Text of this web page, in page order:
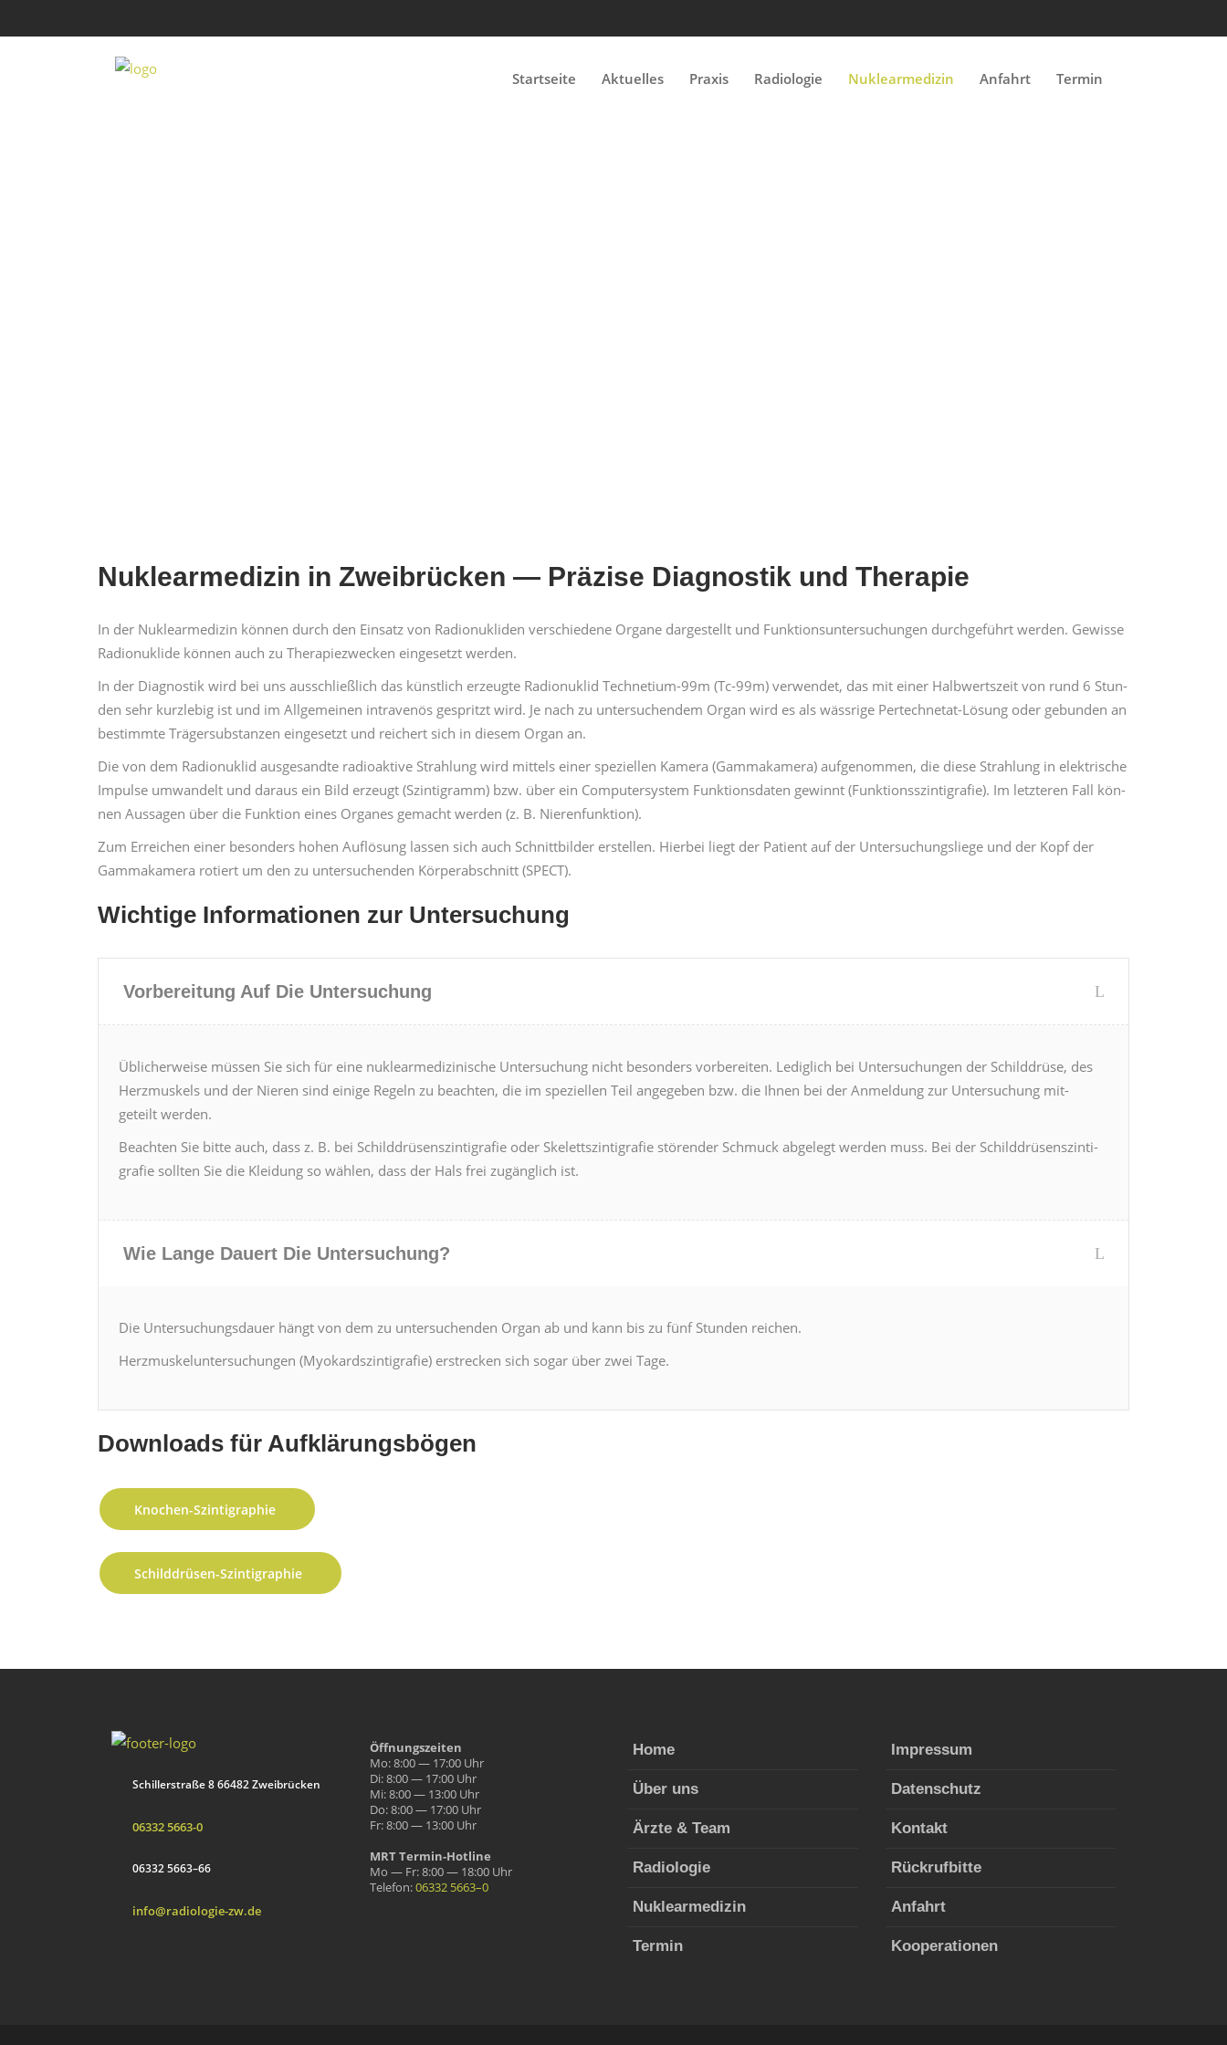
Start­seite Aktuelles Prax­is Radi­olo­gie Nuk­learmedi­zin Anfahrt Ter­min
Nuk­learmedi­zin in Zweibrück­en — Präzise Diag­nos­tik und Ther­a­pie
In der Nuk­learmedi­zin kön­nen durch den Ein­satz von Radionuk­li­den ver­schiedene Organe dargestellt und Funk­tion­sun­ter­suchun­gen durchge­führt wer­den. Gewisse
Radionuk­lide kön­nen auch zu Ther­a­piezweck­en einge­set­zt wer­den.
In der Diag­nos­tik wird bei uns auss­chließlich das kün­stlich erzeugte Radionuk­lid Tech­netium-99m (Tc-99m) ver­wen­det, das mit ein­er Halb­w­ert­szeit von rund 6 Stun­
den sehr kur­zlebig ist und im All­ge­meinen intra­venös gespritzt wird. Je nach zu unter­suchen­dem Organ wird es als wäss­rige Pertech­ne­tat-Lösung oder gebun­den an
bes­timmte Träger­sub­stanzen einge­set­zt und reichert sich in diesem Organ an.
Die von dem Radionuk­lid aus­ge­sandte radioak­tive Strahlung wird mit­tels ein­er speziellen Kam­era (Gam­makam­era) aufgenom­men, die diese Strahlung in elek­trische
Impulse umwan­delt und daraus ein Bild erzeugt (Szinti­gramm) bzw. über ein Com­put­er­sys­tem Funk­tions­dat­en gewin­nt (Funk­tion­ssz­inti­grafie). Im let­zteren Fall kön­
nen Aus­sagen über die Funk­tion eines Organes gemacht wer­den (z. B. Nieren­funk­tion).
Zum Erre­ichen ein­er beson­ders hohen Auflö­sung lassen sich auch Schnit­tbilder erstellen. Hier­bei liegt der Patient auf der Unter­suchungsliege und der Kopf der
Gam­makam­era rotiert um den zu unter­suchen­den Kör­per­ab­schnitt (SPECT).
Wichtige Infor­ma­tio­nen zur Unter­suchung
Vor­bere­itung Auf Die Unter­suchung
Üblicher­weise müssen Sie sich für eine nuk­learmedi­zinis­che Unter­suchung nicht beson­ders vor­bere­it­en. Lediglich bei Unter­suchun­gen der Schild­drüse, des
Herz­muskels und der Nieren sind einige Regeln zu beacht­en, die im speziellen Teil angegeben bzw. die Ihnen bei der Anmel­dung zur Unter­suchung mit­
geteilt wer­den.
Beacht­en Sie bitte auch, dass z. B. bei Schild­drüsen­sz­inti­grafie oder Skelettsz­inti­grafie stören­der Schmuck abgelegt wer­den muss. Bei der Schild­drüsen­sz­inti­
grafie soll­ten Sie die Klei­dung so wählen, dass der Hals frei zugänglich ist.
Wie Lange Dauert Die Unter­suchung?
Die Unter­suchungs­dauer hängt von dem zu unter­suchen­den Organ ab und kann bis zu fünf Stun­den reichen.
Herz­muskelun­ter­suchun­gen (Myokard­sz­inti­grafie) erstreck­en sich sog­ar über zwei Tage.
Down­loads für Aufk­lärungs­bö­gen
Knochen-Szinti­gra­phie
Schild­drüsen-Szinti­gra­phie
Schiller­straße 8 66482 Zweibrück­en
06332 5663-0
06332 5663–66
info@radiologie-zw.de
Öff­nungszeit­en
Mo: 8:00 — 17:00 Uhr
Di: 8:00 — 17:00 Uhr
Mi: 8:00 — 13:00 Uhr
Do: 8:00 — 17:00 Uhr
Fr: 8:00 — 13:00 Uhr
MRT Ter­min-Hot­line
Mo — Fr: 8:00 — 18:00 Uhr
Tele­fon:06332 5663–0
Home
Über uns
Ärzte & Team
Radi­olo­gie
Nuk­learmedi­zin
Ter­min
Impres­sum
Daten­schutz
Kon­takt
Rück­ruf­bitte
Anfahrt
Koop­er­a­tio­nen